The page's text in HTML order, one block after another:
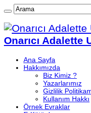
Onarıcı Adalette
Ana Sayfa
Hakkımızda
Biz Kimiz ?
Yazarlarımız
Gizlilik
Kullanım Hakkı
Örnek Evraklar